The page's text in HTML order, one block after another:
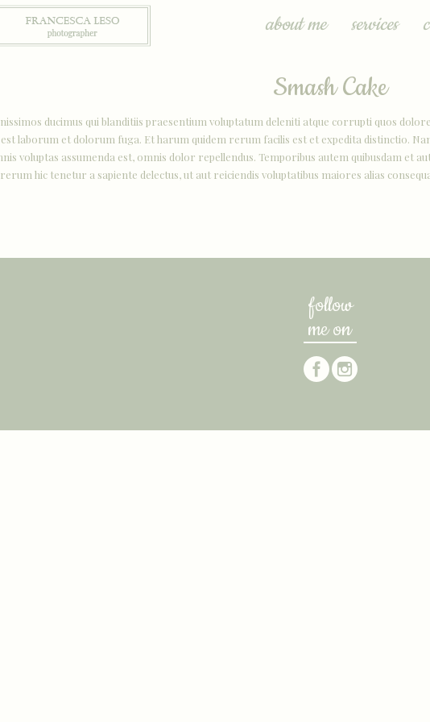
about me services
Smash Cake
ducimus qui blanditiis praesentium voluptatum deleniti atque corrupti quos
laborum et dolorum fuga. Et harum quidem rerum facilis est et expedita distinctio.
voluptas assumenda est, omnis dolor repellendus. Temporibus autem quibusdam et
hic tenetur a sapiente delectus, ut aut reiciendis voluptatibus maiores alias
follow
me on